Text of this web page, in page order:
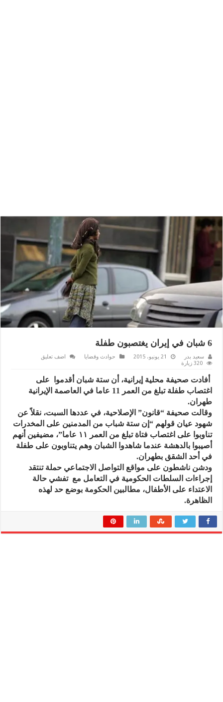
6 شبان في إيران يغتصبون طفلة
سعيد بدر 21 يونيو، 2015 حوادث وقضايا
اضف تعليق
320 زيارة
أفادت صحيفة محلية إيرانية، أن ستة شبان أقدموا على
اغتصاب طفلة تبلغ من العمر 11 عاما في العاصمة الإيرانية
طهران.
وقالت صحيفة “قانون” الإصلاحية، في عددها السبت، نقلاً عن
شهود عيان قولهم “إن ستة شباب من المدمنين على المخدرات
تناوبوا على اغتصاب فتاة تبلغ من العمر ١١ عاما”، مضيفين أنهم
أصيبوا بالدهشة عندما شاهدوا الشبان وهم يتناوبون على طفلة
في أحد الشقق بطهران.
ودشن ناشطون على مواقع التواصل الاجتماعي حملة تنتقد
إجراءات السلطات الحكومية في التعامل مع تفشي حالة
الاعتداء على الأطفال، مطالبين الحكومة بوضع حد لهذه
الظاهرة.